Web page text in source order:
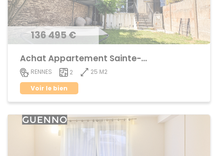
136 495 €
Achat Appartement Sainte-Thérèse
RENNES 2
25 M2
Voir le bien